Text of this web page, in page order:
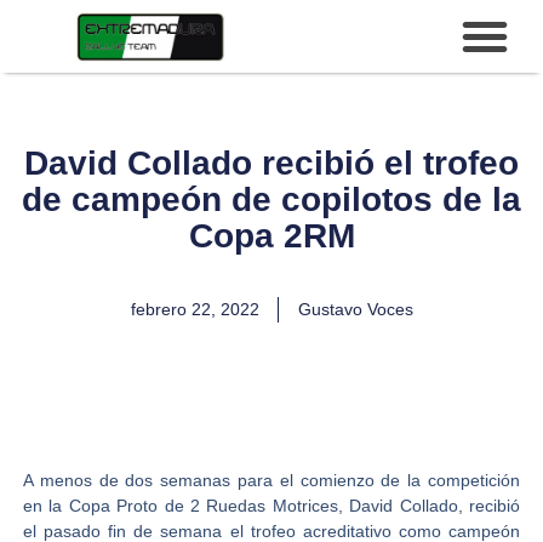
David Collado recibió el trofeo
de campeón de copilotos de la
Copa 2RM
febrero 22, 2022 Gustavo Voces
A menos de dos semanas para el comienzo de la competición
en la Copa Proto de 2 Ruedas Motrices, David Collado, recibió
el pasado fin de semana el trofeo acreditativo como campeón